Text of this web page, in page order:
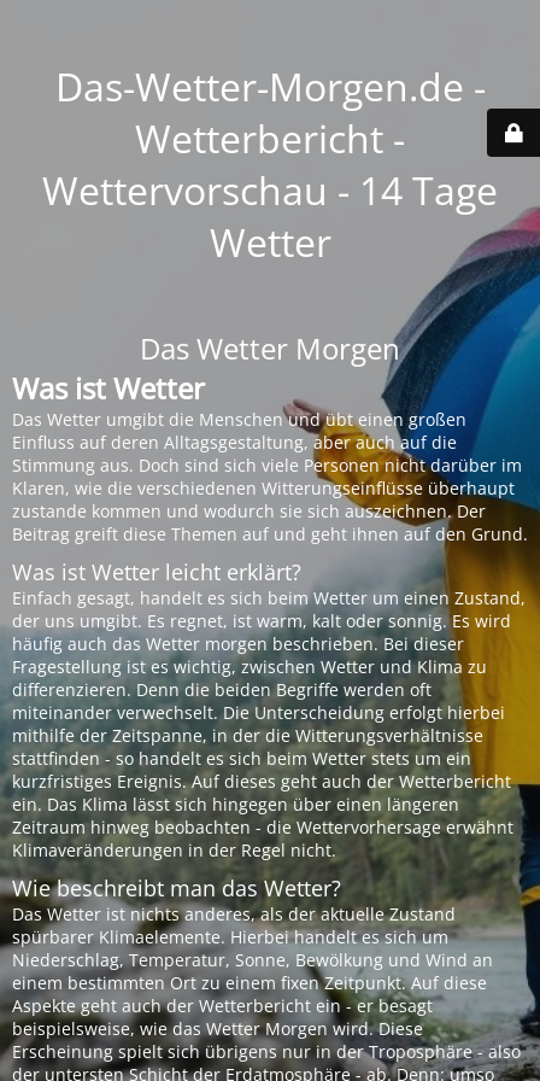
Das-Wetter-Morgen.de -
Wetterbericht -
Wettervorschau - 14 Tage
Wetter
Das Wetter Morgen
Was ist Wetter
Das Wetter umgibt die Menschen und übt einen großen
Einfluss auf deren Alltagsgestaltung, aber auch auf die
Stimmung aus. Doch sind sich viele Personen nicht darüber im
Klaren, wie die verschiedenen Witterungseinflüsse überhaupt
zustande kommen und wodurch sie sich auszeichnen. Der
Beitrag greift diese Themen auf und geht ihnen auf den Grund.
Was ist Wetter leicht erklärt?
Einfach gesagt, handelt es sich beim Wetter um einen Zustand,
der uns umgibt. Es regnet, ist warm, kalt oder sonnig. Es wird
häufig auch das Wetter morgen beschrieben. Bei dieser
Fragestellung ist es wichtig, zwischen Wetter und Klima zu
differenzieren. Denn die beiden Begriffe werden oft
miteinander verwechselt. Die Unterscheidung erfolgt hierbei
mithilfe der Zeitspanne, in der die Witterungsverhältnisse
stattfinden - so handelt es sich beim Wetter stets um ein
kurzfristiges Ereignis. Auf dieses geht auch der Wetterbericht
ein. Das Klima lässt sich hingegen über einen längeren
Zeitraum hinweg beobachten - die Wettervorhersage erwähnt
Klimaveränderungen in der Regel nicht.
Wie beschreibt man das Wetter?
Das Wetter ist nichts anderes, als der aktuelle Zustand
spürbarer Klimaelemente. Hierbei handelt es sich um
Niederschlag, Temperatur, Sonne, Bewölkung und Wind an
einem bestimmten Ort zu einem fixen Zeitpunkt. Auf diese
Aspekte geht auch der Wetterbericht ein - er besagt
beispielsweise, wie das Wetter Morgen wird. Diese
Erscheinung spielt sich übrigens nur in der Troposphäre - also
der untersten Schicht der Erdatmosphäre - ab. Denn: umso